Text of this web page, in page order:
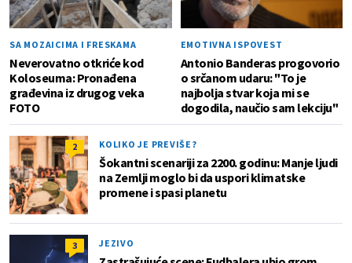
SA MOZAICIMA I FRESKAMA
Neverovatno otkriće kod
Koloseuma: Pronađena
građevina iz drugog veka
FOTO
EMOTIVNA ISPOVEST
Antonio Banderas progovorio
o srčanom udaru: "To je
najbolja stvar koja mi se
dogodila, naučio sam lekciju"
2 KOLIKO JE PREVIŠE?
Šokantni scenariji za 2200. godinu: Manje ljudi
na Zemlji moglo bi da uspori klimatske
promene i spasi planetu
3 JEZIVO